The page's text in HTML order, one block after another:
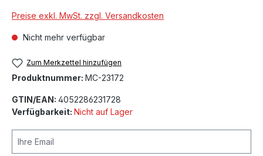
Preise exkl. MwSt. zzgl. Versandkosten
Nicht mehr verfügbar
Zum Merkzettel hinzufügen
Produktnummer: MC-23172
GTIN/EAN: 4052286231728
Verfügbarkeit: Nicht auf Lager